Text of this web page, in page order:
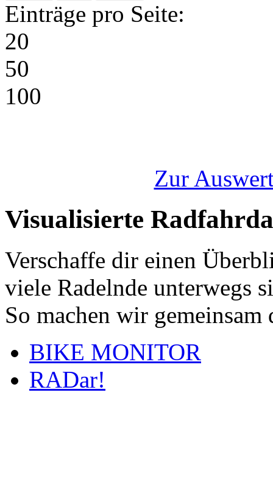
Einträge pro Seite:
20
50
100
Zur
Visualisierte
Verschaffe dir einen
viele Radelnde unterwegs
So machen wir
BIKE MONITOR
RADar!